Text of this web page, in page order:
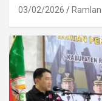
03/02/2026